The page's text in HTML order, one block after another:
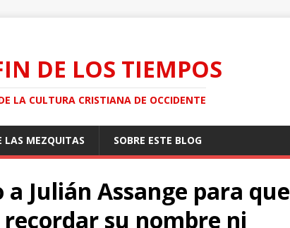
DE LOS TIEMPOS
LA CULTURA CRISTIANA DE OCCIDENTE
LAS MEZQUITAS SOBRE ESTE BLOG
a Julián Assange para que
recordar su nombre ni